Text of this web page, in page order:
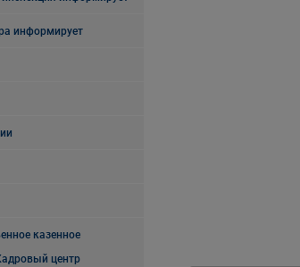
информирует
казенное
центр